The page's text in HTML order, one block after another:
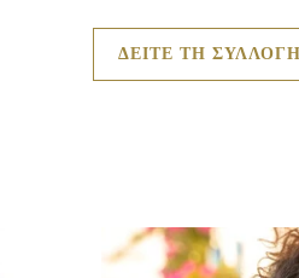
ΔΕΙΤΕ ΤΗ ΣΥΛΛΟΓΗ